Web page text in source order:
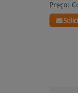
Preço: